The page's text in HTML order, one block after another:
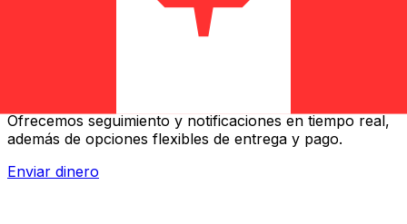
Ofrecemos seguimiento y notificaciones en tiempo real,
además de opciones flexibles de entrega y pago.
Enviar dinero